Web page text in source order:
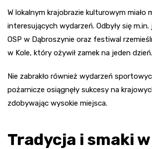
W lokalnym krajobrazie kulturowym miało
interesujących wydarzeń. Odbyły się
OSP w Dąbroszynie oraz festiwal
w Kole, który ożywił zamek na jeden dzień.
Nie zabrakło również wydarzeń
pożarnicze osiągnęły sukcesy na
zdobywając wysokie miejsca.
Tradycja i smaki w